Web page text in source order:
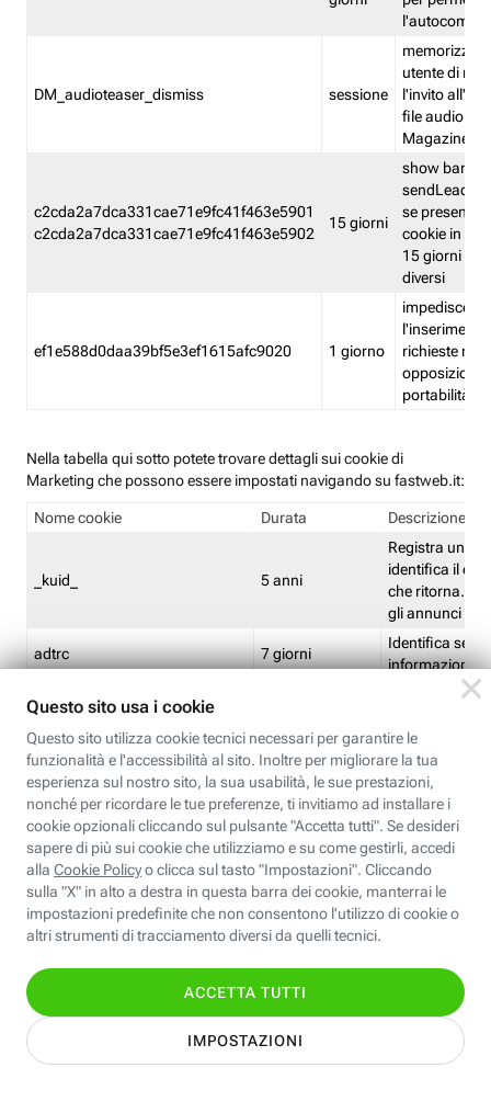
DM_audioteaser_dismiss sessione
memorizza
utente di
l'invito
file audio del
Magazine
c2cda2a7dca331cae71e9fc41f463e5901
c2cda2a7dca331cae71e9fc41f463e5902
15 giorni
show banner
sendLead
se presenti
cookie in un
15 giorni e
diversi
ef1e588d0daa39bf5e3ef1615afc9020 1 giorno
impedisce
l'inserimento
richieste
opposizione
portabilità
Nella tabella qui sotto potete trovare dettagli sui cookie di
Marketing che possono essere impostati navigando su fastweb.it:
Nome cookie Durata Descrizione
_kuid_ 5 anni
Registra un ID
identifica il
che ritorna.
gli annunci
adtrc 7 giorni
Identifica se
informazioni
CFFC<TagID>
Limite di
CM 1 giorno
Identifica se
ricontrollare
corrispondenti
(impostata da
CM14 14 giorni
Identifica se
ricontrollare
corrispondenti
(impostata da
pagine
EBFC<BannerID> 7 giorni
Identifica la
banner
Identifica la